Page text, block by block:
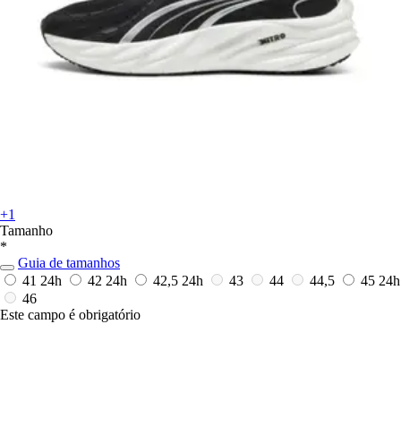
+1
Tamanho
*
Guia de tamanhos
41 24h 42 24h 42,5 24h 43 44 44,5 45 24h
46
Este campo é obrigatório